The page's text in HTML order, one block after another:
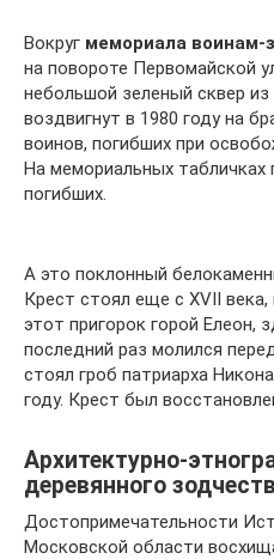
Вокруг мемориала воинам-
на повороте Первомайской
небольшой зеленый сквер
воздвигнут в 1980 году на
воинов, погибших при
На мемориальных табличках
погибших.
А это поклонный
Крест стоял еще с XVII
этот пригорок горой Елеон,
последний раз молился
стоял гроб патриарха
году. Крест был
Архитектурно-
деревянного
Достопримечательности
Московской области